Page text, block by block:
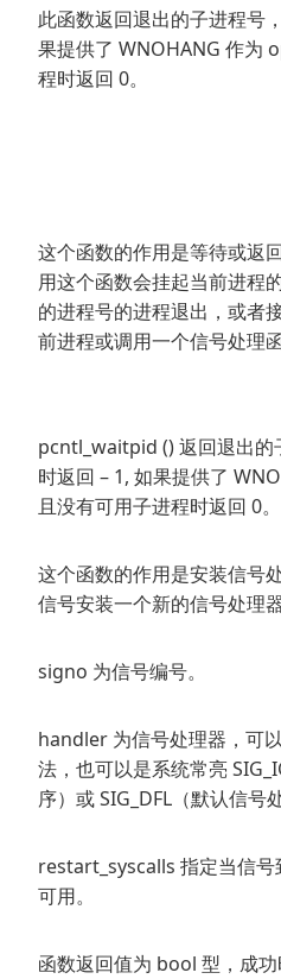
此函数返回退出的子进程号
果提供了 WNOHANG 作为
程时返回 0。
这个函数的作用是等待或返
用这个函数会挂起当前进程
的进程号的进程退出，或者
前进程或调用一个信号处理函
pcntl_waitpid () 返回退出的
时返回 – 1, 如果提供了
且没有可用子进程时返回 0。
这个函数的作用是安装信号
信号安装一个新的信号处理器
signo 为信号编号。
handler 为信号处理器，可
法，也可以是系统常亮
序）或 SIG_DFL（默认信号
restart_syscalls 指定当信
可用。
函数返回值为 bool 型，成